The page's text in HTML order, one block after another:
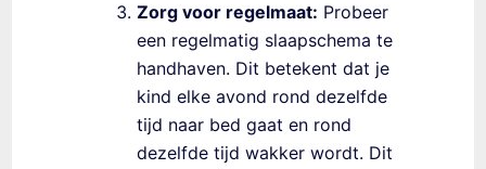
Zorg voor regelmaat: Probeer
een regelmatig slaapschema te
handhaven. Dit betekent dat je
kind elke avond rond dezelfde
tijd naar bed gaat en rond
dezelfde tijd wakker wordt. Dit